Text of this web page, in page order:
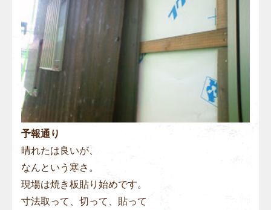
予報通り
晴れたは良いが、
なんという寒さ。
現場は焼き板貼り始めです。
寸法取って、切って、貼って